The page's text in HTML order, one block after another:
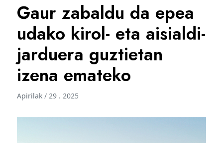
Gaur zabaldu da epea
udako kirol- eta aisialdi-
jarduera guztietan
izena emateko
Apirilak / 29 . 2025